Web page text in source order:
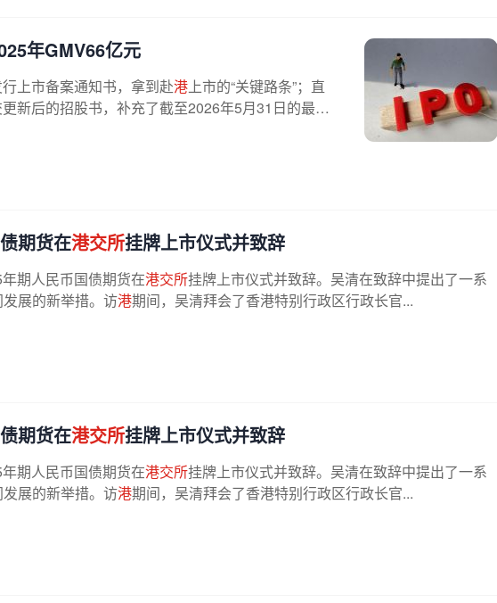
年GMV66亿元
上市备案通知书，拿到赴港上市的“关键路条”；直
新后的招股书，补充了截至2026年5月31日的最新
期货在港交所挂牌上市仪式并致辞
期人民币国债期货在港交所挂牌上市仪式并致辞。吴清在致辞中提出了一系
展的新举措。访港期间，吴清拜会了香港特别行政区行政长官...
期货在港交所挂牌上市仪式并致辞
期人民币国债期货在港交所挂牌上市仪式并致辞。吴清在致辞中提出了一系
展的新举措。访港期间，吴清拜会了香港特别行政区行政长官...